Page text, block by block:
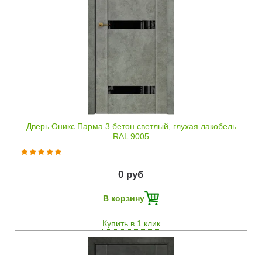
Дверь Оникс Парма 3 бетон светлый, глухая лакобель
RAL 9005
0 руб
В корзину
Купить в 1 клик